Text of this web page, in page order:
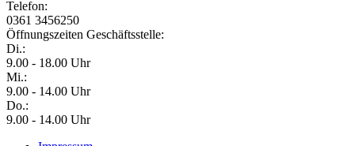
Telefon:
0361 3456250
Öffnungszeiten Geschäftsstelle:
Di.:
9.00 - 18.00 Uhr
Mi.:
9.00 - 14.00 Uhr
Do.:
9.00 - 14.00 Uhr